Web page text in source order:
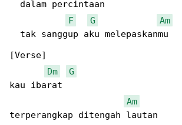
  dalam percintaan
F
G
Am
  tak sanggup aku melepaskanmu
[Verse]
Dm
G
kau ibarat
Am
terperangkap ditengah lautan